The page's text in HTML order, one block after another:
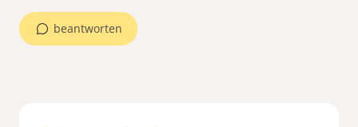
beantworten